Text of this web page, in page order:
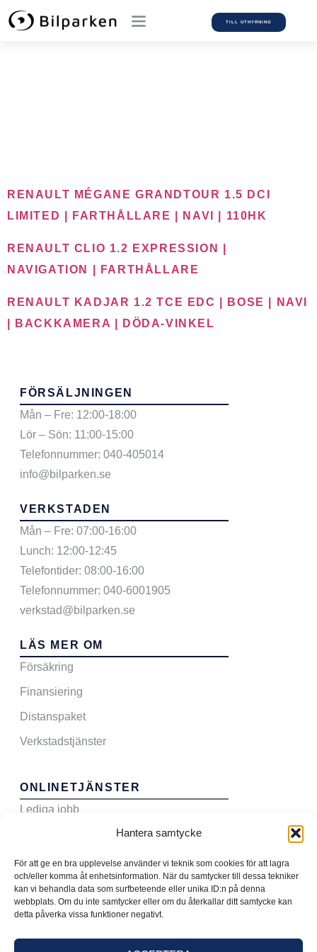
Hantera samtycke
För att ge en bra upplevelse använder vi teknik som cookies för att lagra
och/eller komma åt enhetsinformation. När du samtycker till dessa tekniker
kan vi behandla data som surfbeteende eller unika ID:n på denna
webbplats. Om du inte samtycker eller om du återkallar ditt samtycke kan
detta påverka vissa funktioner negativt.
TILL UTHYRNING
RENAULT MÉGANE GRANDTOUR 1.5 DCI
LIMITED | FARTHÅLLARE | NAVI | 110HK
RENAULT CLIO 1.2 EXPRESSION |
NAVIGATION | FARTHÅLLARE
RENAULT KADJAR 1.2 TCE EDC | BOSE | NAVI
| BACKKAMERA | DÖDA-VINKEL
FÖRSÄLJNINGEN
Mån – Fre: 12:00-18:00
Lör – Sön: 11:00-15:00
Telefonnummer: 040-405014
info@bilparken.se
VERKSTADEN
Mån – Fre: 07:00-16:00
Lunch: 12:00-12:45
Telefontider: 08:00-16:00
Telefonnummer: 040-6001905
verkstad@bilparken.se
LÄS MER OM
Försäkring
Finansiering
Distanspaket
Verkstadstjänster
ONLINETJÄNSTER
Lediga jobb
Boka verkstadstid
Teckna serviceavtal